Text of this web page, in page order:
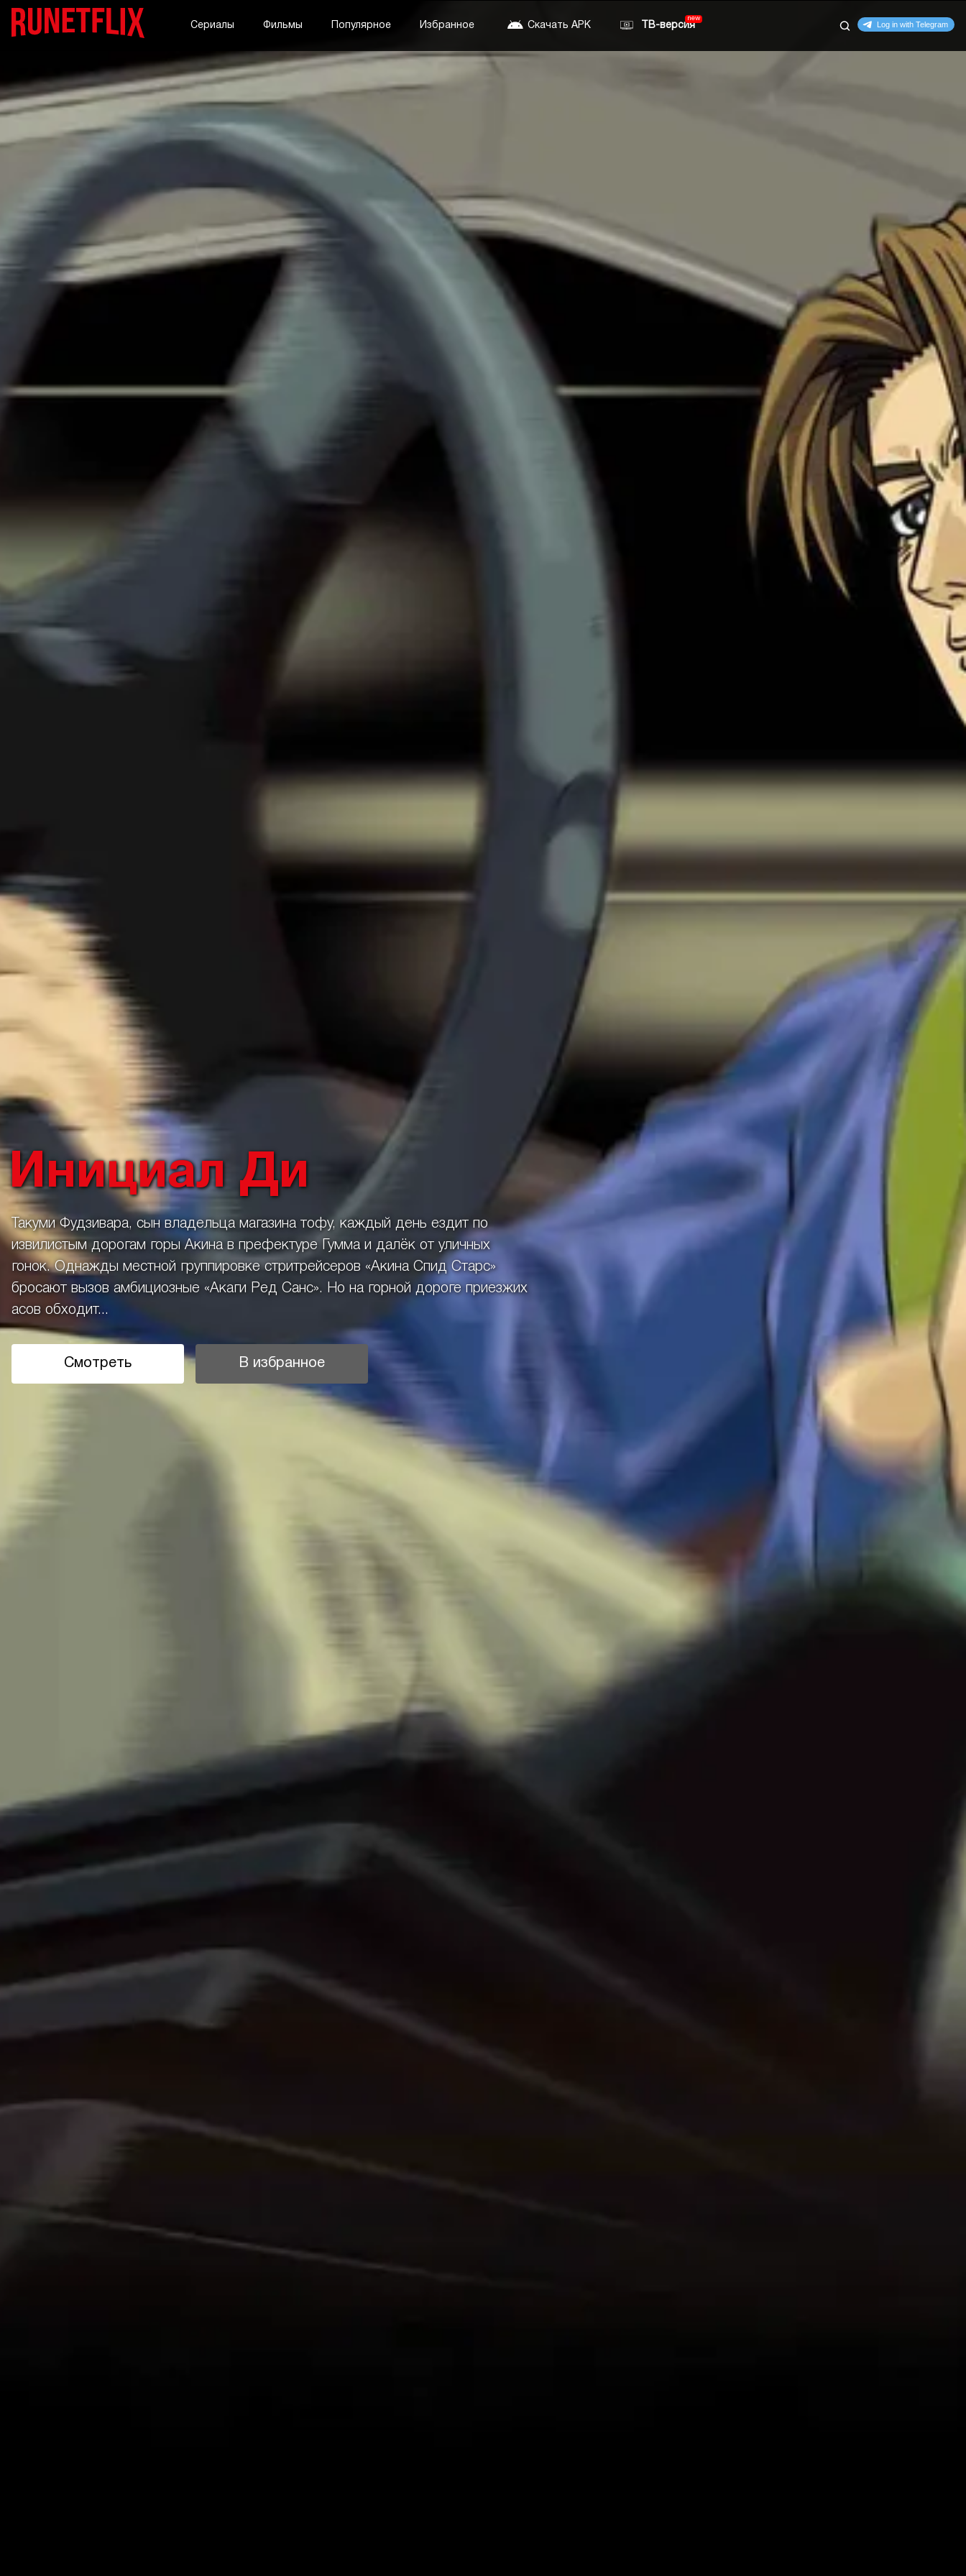
Сериалы Фильмы Популярное Избранное Скачать APK ТВ-версия
Инициал Ди
Такуми Фудзивара, сын владельца магазина тофу, каждый день ездит по
извилистым дорогам горы Акина в префектуре Гумма и далёк от уличных
гонок. Однажды местной группировке стритрейсеров «Акина Спид Старс»
бросают вызов амбициозные «Акаги Ред Санс». Но на горной дороге приезжих
асов обходит...
Смотреть В избранное